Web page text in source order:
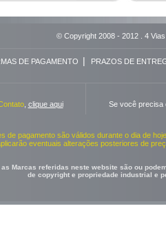
© Copyright 2008 - 2012 . 4
DE PAGAMENTO | PRAZOS DE
, clique aqui Se você precisa
de pagamento são válidos durante o dia de
eventuais alterações posteriores de
as Marcas referidas neste website são ou
de copyright e propriedade industrial e